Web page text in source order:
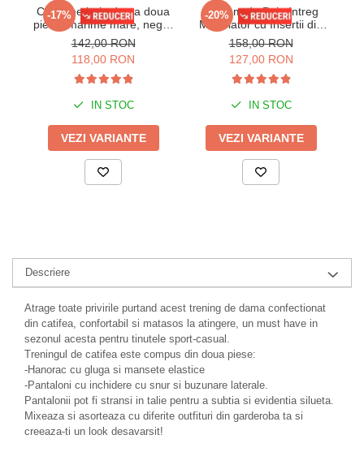
-17%
Costume baie dama doua
piese, marime mare, negru
Sabrina
142,00 RON
118,00 RON
IN STOC
VEZI VARIANTE
-20%
Costum de Baie Intreg
Modelator cu Insertii din
Plasa, Verde inchis
W86246
158,00 RON
127,00 RON
IN STOC
VEZI VARIANTE
Descriere
Atrage toate privirile purtand acest trening de dama confectionat
din catifea, confortabil si matasos la atingere, un must have in
sezonul acesta pentru tinutele sport-casual.
Treningul de catifea este compus din doua piese:
-Hanorac cu gluga si mansete elastice
-Pantaloni cu inchidere cu snur si buzunare laterale.
Pantalonii pot fi stransi in talie pentru a subtia si evidentia silueta.
Mixeaza si asorteaza cu diferite outfituri din garderoba ta si
creeaza-ti un look desavarsit!